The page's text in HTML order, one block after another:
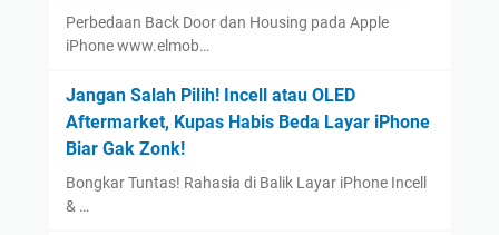
Perbedaan Back Door dan Housing pada Apple
iPhone www.elmob…
Jangan Salah Pilih! Incell atau OLED
Aftermarket, Kupas Habis Beda Layar iPhone
Biar Gak Zonk!
Bongkar Tuntas! Rahasia di Balik Layar iPhone Incell
& …